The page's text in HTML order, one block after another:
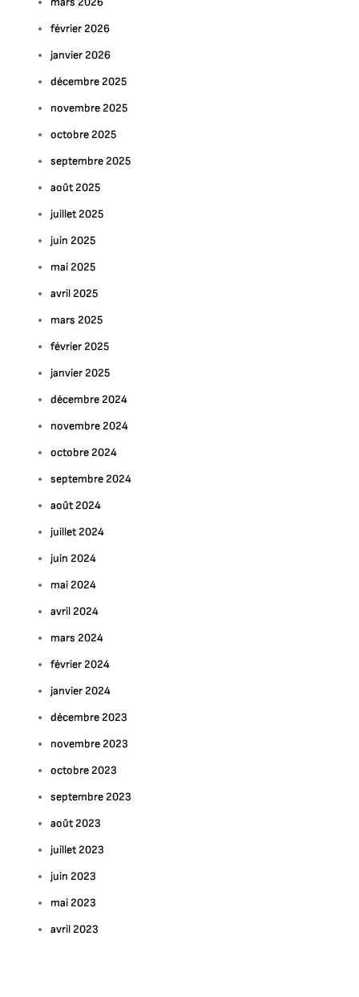
février 2026
janvier 2026
décembre 2025
novembre 2025
octobre 2025
septembre 2025
août 2025
juillet 2025
juin 2025
mai 2025
avril 2025
mars 2025
février 2025
janvier 2025
décembre 2024
novembre 2024
octobre 2024
septembre 2024
août 2024
juillet 2024
juin 2024
mai 2024
avril 2024
mars 2024
février 2024
janvier 2024
décembre 2023
novembre 2023
octobre 2023
septembre 2023
août 2023
juillet 2023
juin 2023
mai 2023
avril 2023